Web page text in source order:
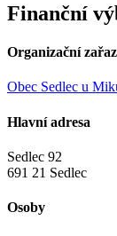
Finanční
Organizační
Obec Sedlec u
Hlavní adresa
Sedlec 92
691 21 Sedlec
Osoby